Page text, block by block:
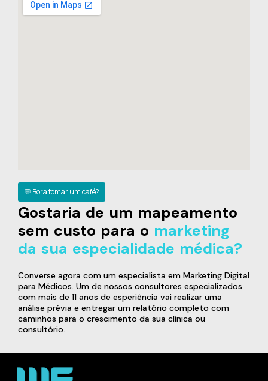
💬 Bora tomar um café?
Gostaria de um mapeamento
sem custo para o marketing
da sua especialidade médica?
Converse agora com um especialista em Marketing Digital
para Médicos. Um de nossos consultores especializados
com mais de 11 anos de esperiência vai realizar uma
análise prévia e entregar um relatório completo com
caminhos para o crescimento da sua clínica ou
consultório.